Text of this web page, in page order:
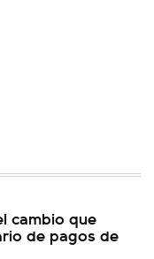
cambio que
de pagos de